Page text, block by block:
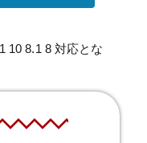
10 8.1 8 対応とな